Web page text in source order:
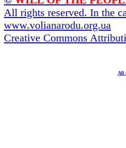
All rights reserved. In the
www.volianarodu.org.ua
Creative Commons
All